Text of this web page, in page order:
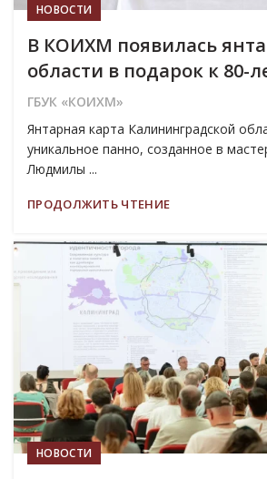
НОВОСТИ
В КОИХМ появилась
области в подарок к 80-
ГБУК «КОИХМ»
Янтарная карта Калининградской
уникальное панно, созданное в
Людмилы ...
ПРОДОЛЖИТЬ ЧТЕНИЕ
04
НОВОСТИ